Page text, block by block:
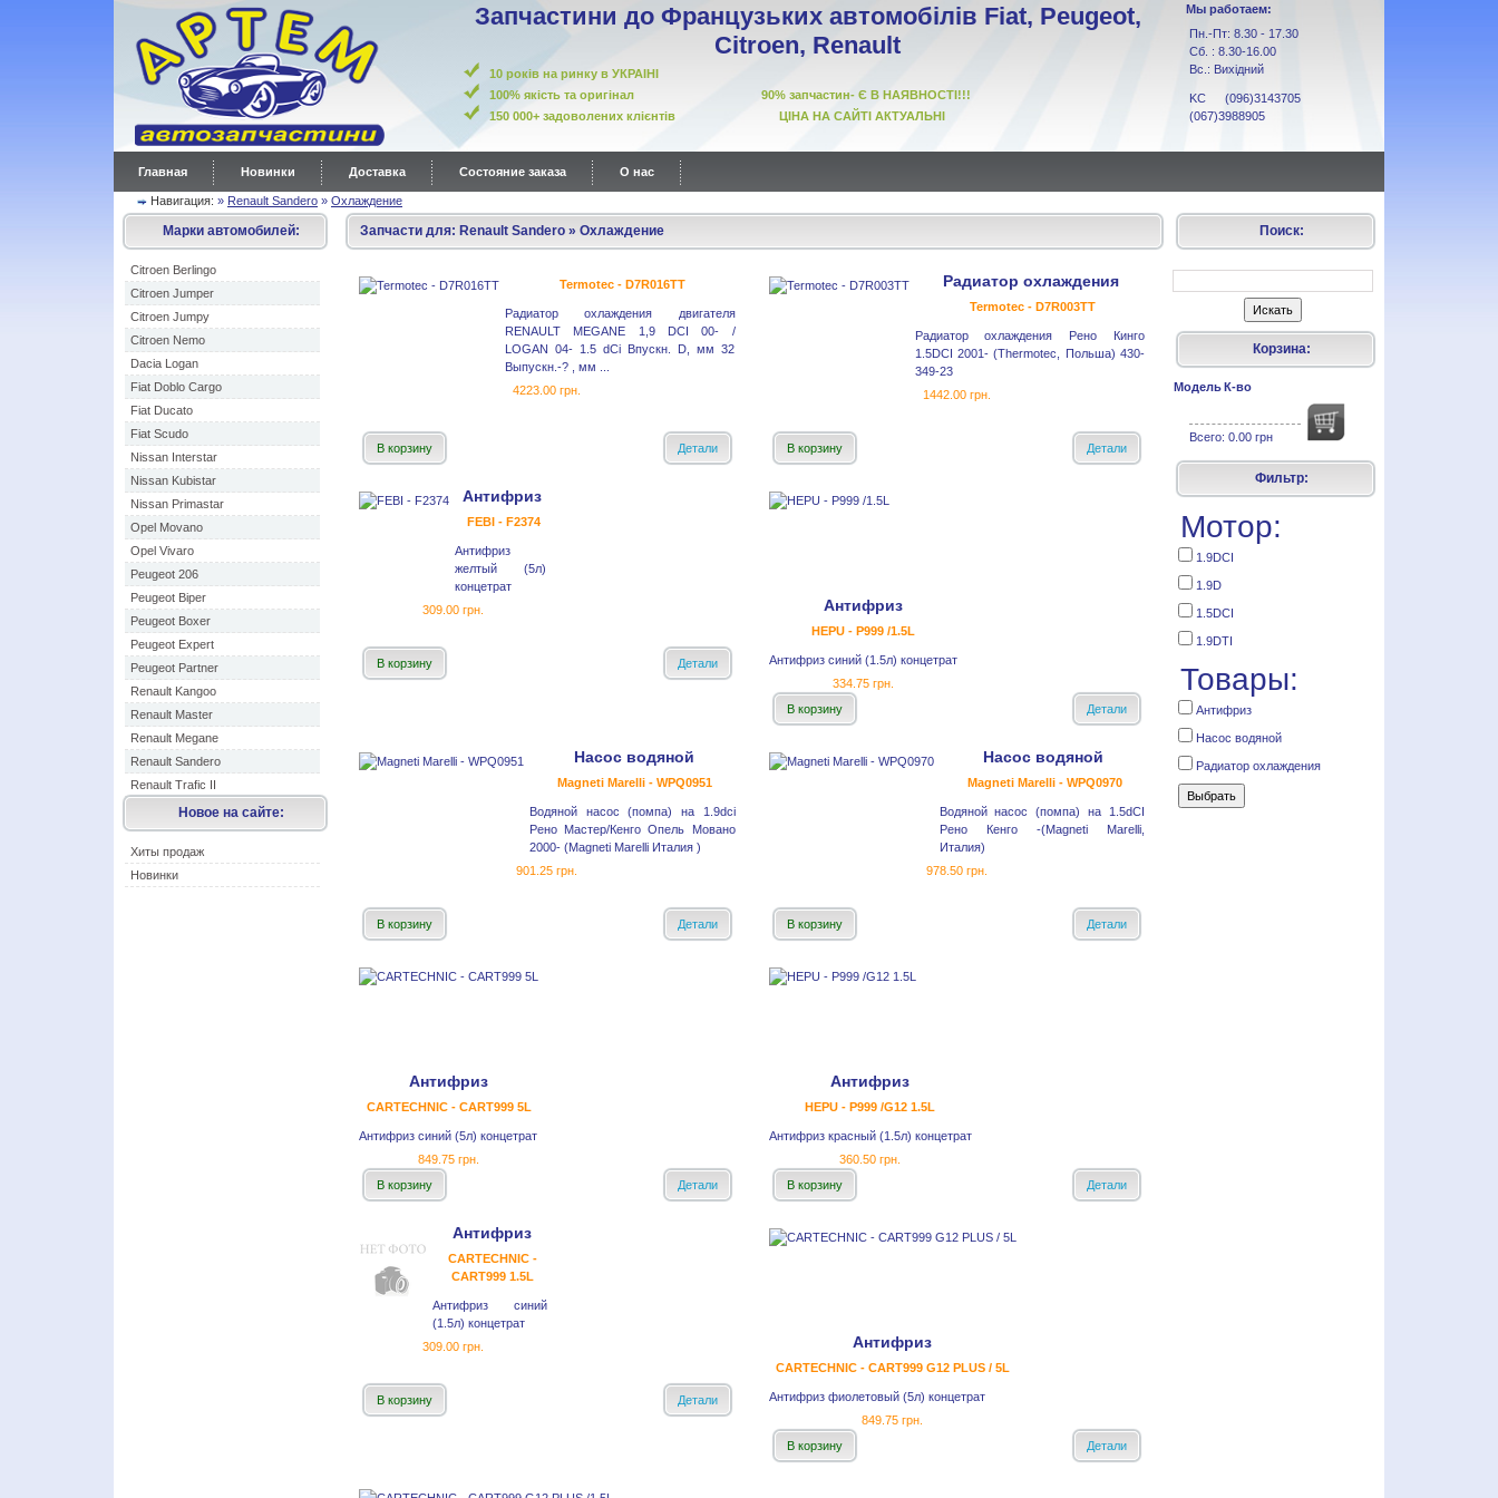
Запчастини до Французьких автомобілів Fiat, Peugeot,
Citroen, Renault
10 років на ринку в УКРАІНІ
100% якість та оригінал 90% запчастин- Є В НАЯВНОСТІ!!!
150 000+ задоволених клієнтів ЦІНА НА САЙТІ АКТУАЛЬНІ
Мы работаем:
Пн.-Пт: 8.30 - 17.30
Сб. : 8.30-16.00
Вс.: Вихідний
KC (096)3143705
(067)3988905
Главная Новинки Доставка Состояние заказа О нас
Навигация: » Renault Sandero » Охлаждение
Марки автомобилей:
Citroen Berlingo
Citroen Jumper
Citroen Jumpy
Citroen Nemo
Dacia Logan
Fiat Doblo Cargo
Fiat Ducato
Fiat Scudo
Nissan Interstar
Nissan Kubistar
Nissan Primastar
Opel Movano
Opel Vivaro
Peugeot 206
Peugeot Biper
Peugeot Boxer
Peugeot Expert
Peugeot Partner
Renault Kangoo
Renault Master
Renault Megane
Renault Sandero
Renault Trafic II
Новое на сайте:
Хиты продаж
Новинки
Запчасти для: Renault Sandero » Охлаждение
Termotec - D7R016TT
Радиатор охлаждения двигателя
RENAULT MEGANE 1,9 DCI 00- /
LOGAN 04- 1.5 dCi Впускн. D, мм 32
Выпускн.-? , мм ...
4223.00 грн.
В корзину Детали
Радиатор охлаждения
Termotec - D7R003TT
Радиатор охлаждения Рено Кинго
1.5DCI 2001- (Thermotec, Польша) 430-
349-23
1442.00 грн.
В корзину Детали
Антифриз
FEBI - F2374
Антифриз
желтый (5л)
концетрат
309.00 грн.
В корзину Детали
Антифриз
HEPU - P999 /1.5L
Антифриз синий (1.5л) концетрат
334.75 грн.
В корзину
Детали
Насос водяной
Magneti Marelli - WPQ0951
Водяной насос (помпа) на 1.9dci
Рено Мастер/Кенго Опель Мовано
2000- (Magneti Marelli Италия )
901.25 грн.
В корзину Детали
Насос водяной
Magneti Marelli - WPQ0970
Водяной насос (помпа) на 1.5dCI
Рено Кенго -(Magneti Marelli,
Италия)
978.50 грн.
В корзину Детали
Антифриз
CARTECHNIC - CART999 5L
Антифриз синий (5л) концетрат
849.75 грн.
В корзину
Детали
Антифриз
HEPU - P999 /G12 1.5L
Антифриз красный (1.5л) концетрат
360.50 грн.
В корзину
Детали
Антифриз
CARTECHNIC -
CART999 1.5L
Антифриз синий
(1.5л) концетрат
309.00 грн.
В корзину Детали
Антифриз
CARTECHNIC - CART999 G12 PLUS / 5L
Антифриз фиолетовый (5л) концетрат
849.75 грн.
В корзину
Детали
Поиск:
Корзина:
МодельК-во
Всего: 0.00 грн
Фильтр:
Мотор:
1.9DCI
1.9D
1.5DCI
1.9DTI
Товары:
Антифриз
Насос водяной
Радиатор охлаждения